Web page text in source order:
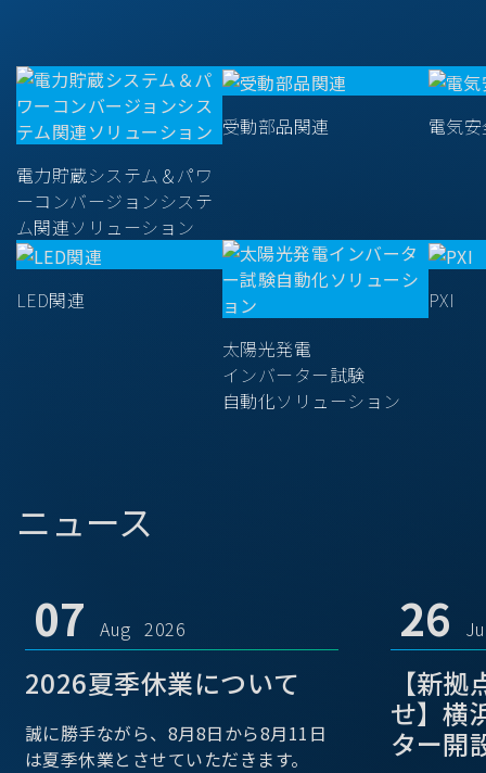
電力貯蔵システム＆パワ
ーコンバージョンシステ
ム関連ソリューション
受動部品関連
電気
LED関連
太陽光発電
インバーター試験
自動化ソリューション
PXI
ニュース
07 Aug 2026
2026夏季休業について
誠に勝手ながら、8月8日から8月11日
は夏季休業とさせていただきます。
26
【新
せ】横
ター開